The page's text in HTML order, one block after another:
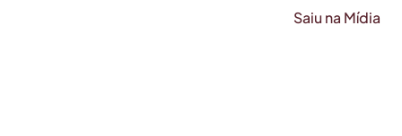
Saiu na Mídia